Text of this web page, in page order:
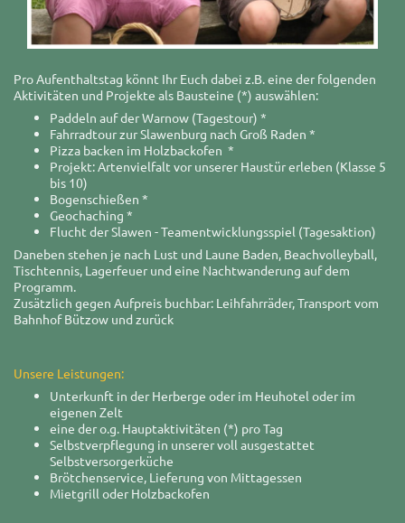
Pro Aufenthaltstag könnt Ihr Euch dabei z.B. eine der folgenden
Aktivitäten und Projekte als Bausteine (*) auswählen:
Paddeln auf der Warnow (Tagestour) *
Fahrradtour zur Slawenburg nach Groß Raden *
Pizza backen im Holzbackofen *
Projekt: Artenvielfalt vor unserer Haustür erleben (Klasse 5
bis 10)
Bogenschießen *
Geochaching *
Flucht der Slawen - Teamentwicklungsspiel (Tagesaktion)
Daneben stehen je nach Lust und Laune Baden, Beachvolleyball,
Tischtennis, Lagerfeuer und eine Nachtwanderung auf dem
Programm.
Zusätzlich gegen Aufpreis buchbar: Leihfahrräder, Transport vom
Bahnhof Bützow und zurück
Unsere Leistungen:
Unterkunft in der Herberge oder im Heuhotel oder im
eigenen Zelt
eine der o.g. Hauptaktivitäten (*) pro Tag
Selbstverpflegung in unserer voll ausgestattet
Selbstversorgerküche
Brötchenservice, Lieferung von Mittagessen
Mietgrill oder Holzbackofen